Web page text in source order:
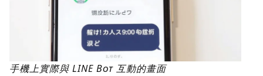
手機上實際與 LINE Bot 互動的畫面